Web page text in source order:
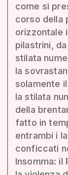
come si
corso della
orizzontale
pilastrini,
stilata
la
solamente
la stilata
della
fatto in
entrambi i
conficcati
Insomma: